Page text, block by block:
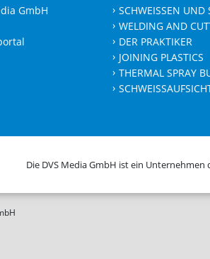
GmbH
SCHWEISSEN UND
WELDING AND
DER PRAKTIKER
JOINING PLASTICS
THERMAL SPRAY
Die DVS Media GmbH ist ein Unternehmen